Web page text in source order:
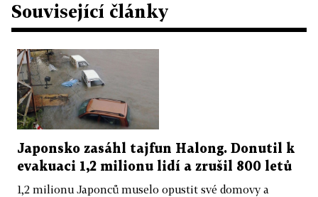
Související články
Japonsko zasáhl tajfun Halong. Donutil k
evakuaci 1,2 milionu lidí a zrušil 800 letů
1,2 milionu Japonců muselo opustit své domovy a